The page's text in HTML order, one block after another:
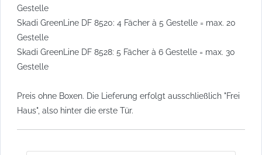
Gestelle
Skadi GreenLine DF 8520: 4 Fächer à 5 Gestelle = max. 20
Gestelle
Skadi GreenLine DF 8528: 5 Fächer à 6 Gestelle = max. 30
Gestelle
Preis ohne Boxen. Die Lieferung erfolgt ausschließlich "Frei
Haus", also hinter die erste Tür.